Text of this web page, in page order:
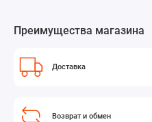
Преимущества магазина
Доставка
Возврат и обмен